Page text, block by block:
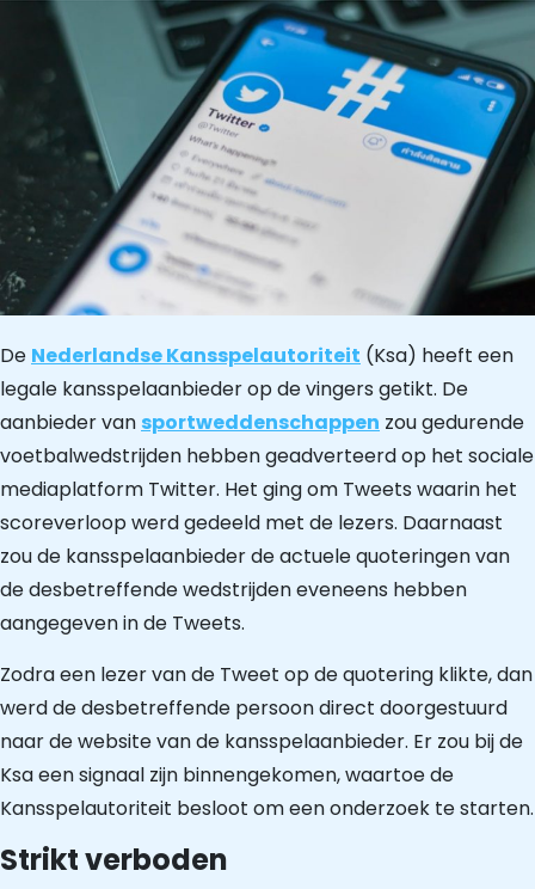
De Nederlandse Kansspelautoriteit (Ksa) heeft een
legale kansspelaanbieder op de vingers getikt. De
aanbieder van sportweddenschappen zou gedurende
voetbalwedstrijden hebben geadverteerd op het sociale
mediaplatform Twitter. Het ging om Tweets waarin het
scoreverloop werd gedeeld met de lezers. Daarnaast
zou de kansspelaanbieder de actuele quoteringen van
de desbetreffende wedstrijden eveneens hebben
aangegeven in de Tweets.
Zodra een lezer van de Tweet op de quotering klikte, dan
werd de desbetreffende persoon direct doorgestuurd
naar de website van de kansspelaanbieder. Er zou bij de
Ksa een signaal zijn binnengekomen, waartoe de
Kansspelautoriteit besloot om een onderzoek te starten.
Strikt verboden